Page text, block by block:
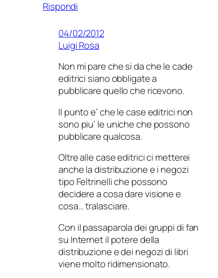
Rispondi
04/02/2012
Luigi Rosa
Non mi pare che si da che le cade
editrici siano obbligate a
pubblicare quello che ricevono.
Il punto e’ che le case editrici non
sono piu’ le uniche che possono
pubblicare qualcosa.
Oltre alle case editrici ci metterei
anche la distribuzione e i negozi
tipo Feltrinelli che possono
decidere a cosa dare visione e
cosa… tralasciare.
Con il passaparola dei gruppi di fan
su Internet il potere della
distribuzione e dei negozi di libri
viene molto ridimensionato.